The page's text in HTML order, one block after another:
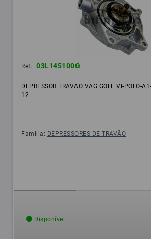
Ref.: 03L145100G
DEPRESSOR TRAVAO VAG GOLF VI-POLO-
12
Família: DEPRESSORES DE TRAVÃO
Disponível